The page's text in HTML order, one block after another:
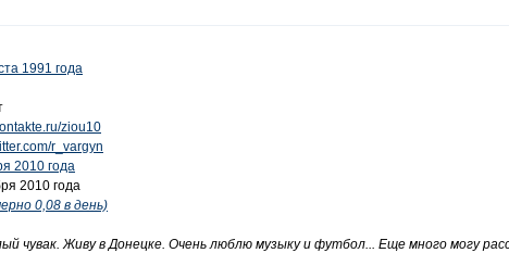
1991 года
ziou10
r_vargyn
2010 года
2010 года
0,08 в день)
чувак. Живу в Донецке. Очень люблю музыку и футбол... Еще много могу